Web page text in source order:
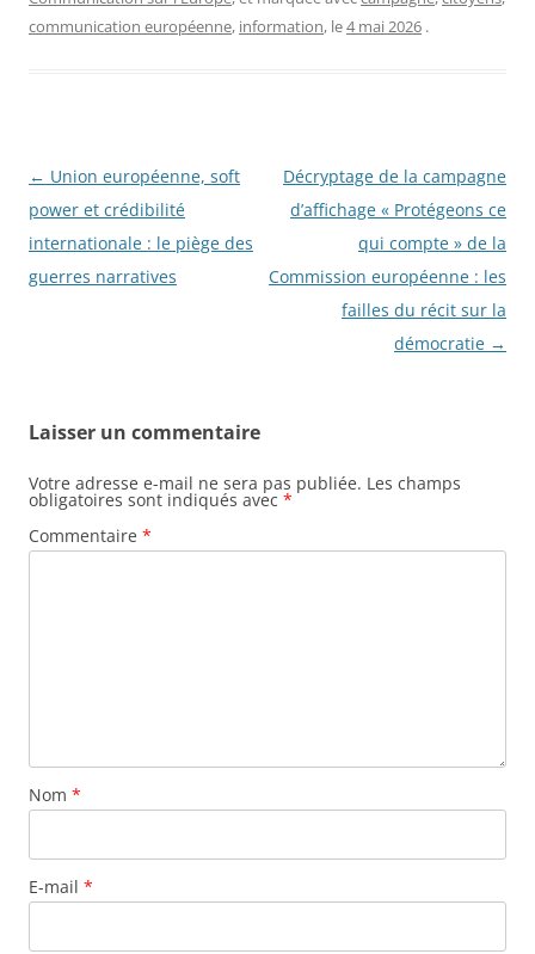
communication européenne, information, le4 mai 2026 .
Navigation
des
articles
← Union européenne, soft
power et crédibilité
internationale : le piège des
guerres narratives
Décryptage de la campagne
d’affichage « Protégeons ce
qui compte » de la
Commission européenne : les
failles du récit sur la
démocratie →
Laisser un commentaire
Votre adresse e-mail ne sera pas publiée. Les champs
obligatoires sont indiqués avec *
Commentaire *
Nom *
E-mail *